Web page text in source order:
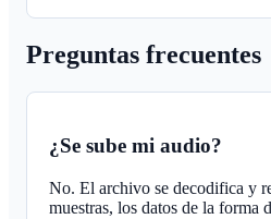
Preguntas frecuentes
¿Se sube mi audio?
No. El archivo se decodifica y
muestras, los datos de la forma